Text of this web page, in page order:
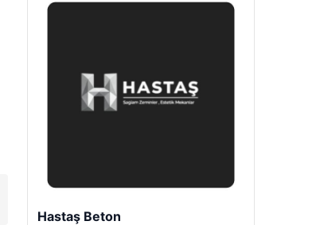
Hastaş Beton